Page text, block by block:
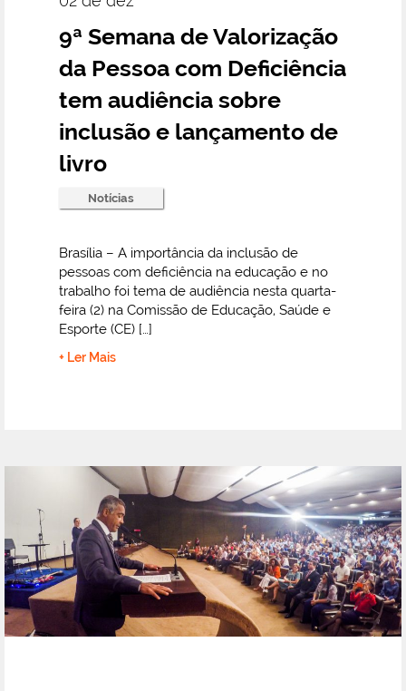
9ª Semana de Valorização
da Pessoa com Deficiência
tem audiência sobre
inclusão e lançamento de
livro
Notícias
Brasília – A importância da inclusão de
pessoas com deficiência na educação e no
trabalho foi tema de audiência nesta quarta-
feira (2) na Comissão de Educação, Saúde e
Esporte (CE) […]
+ Ler Mais